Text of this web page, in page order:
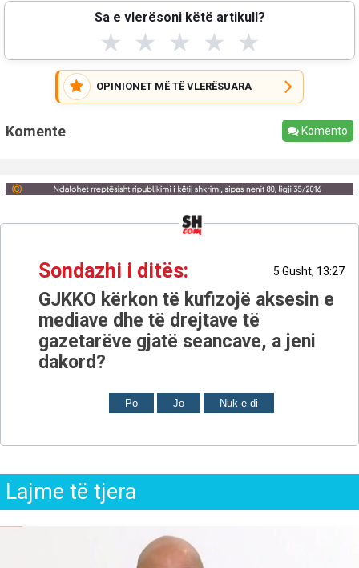
Sa e vlerësoni këtë artikull?
★ ★ ★ ★ ★
OPINIONET MË TË VLERËSUARA
Komente Komento
Sondazhi i ditës: 5 Gusht, 13:27
GJKKO kërkon të kufizojë aksesin e
mediave dhe të drejtave të
gazetarëve gjatë seancave, a jeni
dakord?
Po Jo Nuk e di
Lajme të tjera